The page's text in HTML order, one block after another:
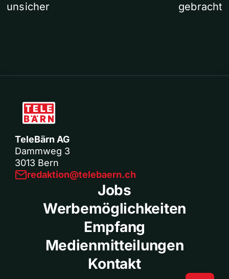
unsicher
gebracht
TeleBärn AG
Dammweg 3
3013 Bern
redaktion@telebaern.ch
Jobs
Werbemöglichkeiten
Empfang
Medienmitteilungen
Kontakt